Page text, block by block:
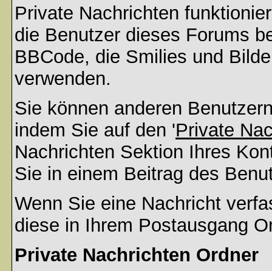
Private Nachrichten
die Benutzer dieses Forums
BBCode, die Smilies und
verwenden.
Sie können anderen
indem Sie auf den 'Private
Nachrichten Sektion Ihres
Sie in einem Beitrag des
Wenn Sie eine Nachricht
diese in Ihrem Postausgang
Private Nachrichten Ordner